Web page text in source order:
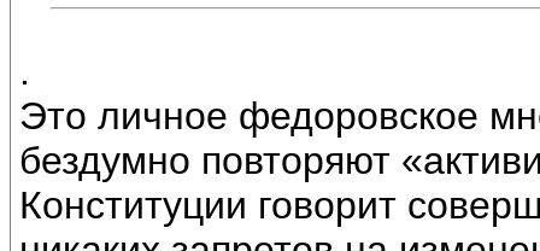
.
Это личное федоровское
бездумно повторяют
Конституции говорит